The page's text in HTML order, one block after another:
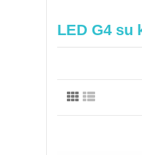
LED G4 su